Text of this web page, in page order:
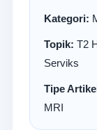
Kategori:
Topik: T2
Serviks
Tipe
MRI